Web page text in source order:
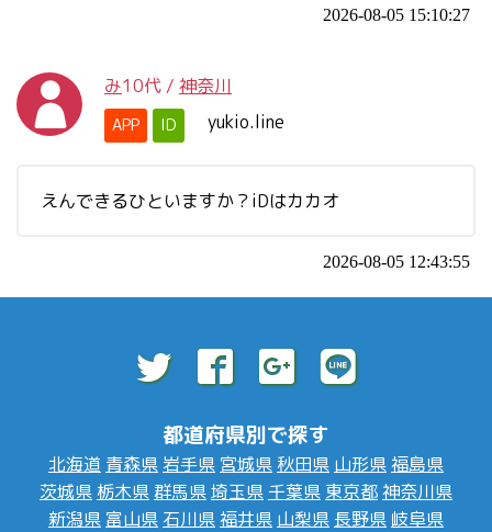
2026-08-05 15:10:27
み10代 / 神奈川
APP ID yukio.line
えんできるひといますか？iDはカカオ
2026-08-05 12:43:55
都道府県別で探す
北海道 青森県 岩手県 宮城県 秋田県 山形県福島県
茨城県 栃木県群馬県埼玉県 千葉県 東京都神奈川県
新潟県 富山県 石川県福井県 山梨県 長野県 岐阜県